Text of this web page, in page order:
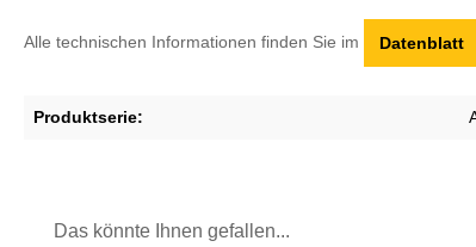
Alle technischen Informationen finden Sie im Datenblatt
Produktserie:
Das könnte Ihnen gefallen...